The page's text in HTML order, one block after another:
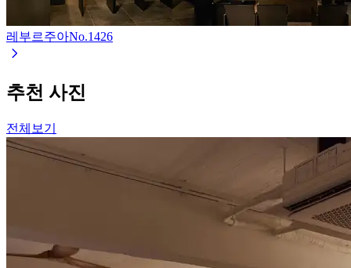
레부르주아No.1426
추천 사진
전체보기